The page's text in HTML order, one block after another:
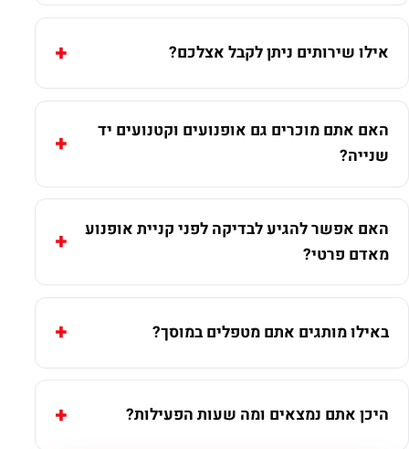
אילו שירותים ניתן לקבל אצלכם?
האם אתם מוכרים גם אופנועים וקטנועים יד
שנייה?
האם אפשר להגיע לבדיקה לפני קניית אופנוע
מאדם פרטי?
באילו מותגים אתם מטפלים במוסך?
היכן אתם נמצאים ומה שעות הפעילות?